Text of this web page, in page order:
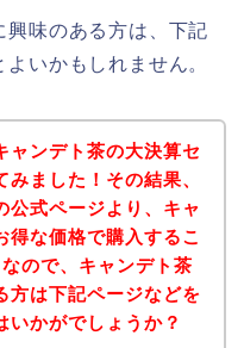
興味のある方は、下記
いかもしれません。
ャンデト茶の大決算セ
ました！その結果、
公式ページより、キャ
得な価格で購入するこ
ので、キャンデト茶
方は下記ページなどを
いかがでしょうか？